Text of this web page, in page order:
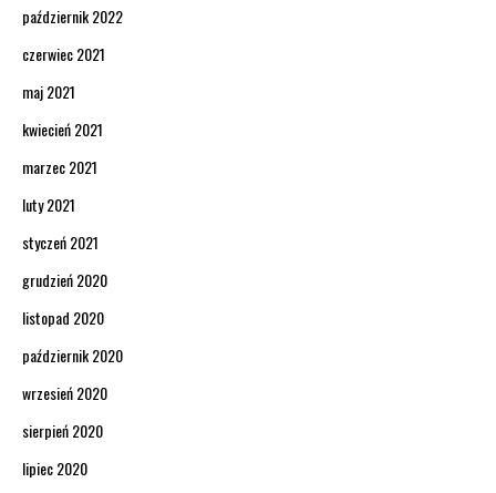
październik 2022
czerwiec 2021
maj 2021
kwiecień 2021
marzec 2021
luty 2021
styczeń 2021
grudzień 2020
listopad 2020
październik 2020
wrzesień 2020
sierpień 2020
lipiec 2020